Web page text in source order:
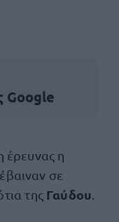
Google
έρευνας η
σε
της Γαύδου